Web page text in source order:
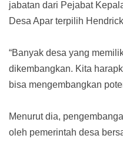
jabatan dari Pejabat
Desa Apar terpilih
“Banyak desa yang
dikembangkan. Kita
bisa mengembangkan
Menurut dia,
oleh pemerintah desa